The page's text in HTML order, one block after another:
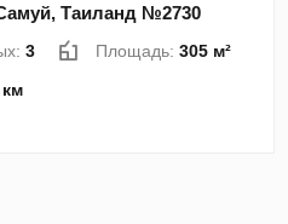
Таиланд №2730
3 Площадь:305 м²
км